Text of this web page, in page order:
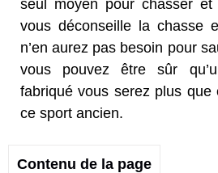
seul moyen pour chasser
vous déconseille la chasse
n’en aurez pas besoin pour
vous pouvez être sûr
fabriqué vous serez plus que
ce sport ancien.
Contenu de la page